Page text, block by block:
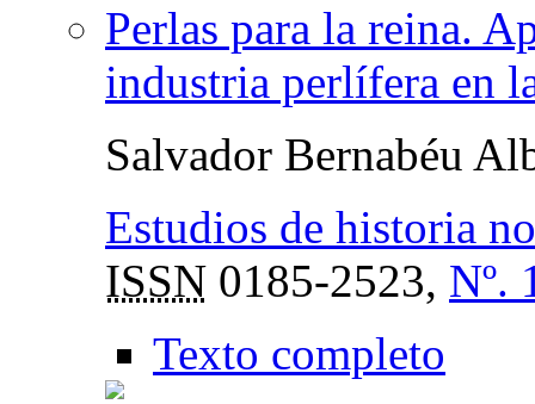
Perlas para la reina.
industria perlífera en
Salvador Bernabéu
Estudios de historia
ISSN 0185-2523, Nº.
Texto completo